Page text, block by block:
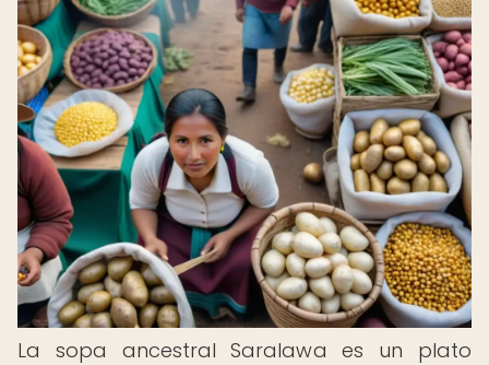
La sopa ancestral Saralawa es un plato